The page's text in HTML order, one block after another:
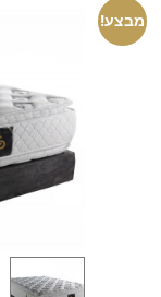
מבצע!